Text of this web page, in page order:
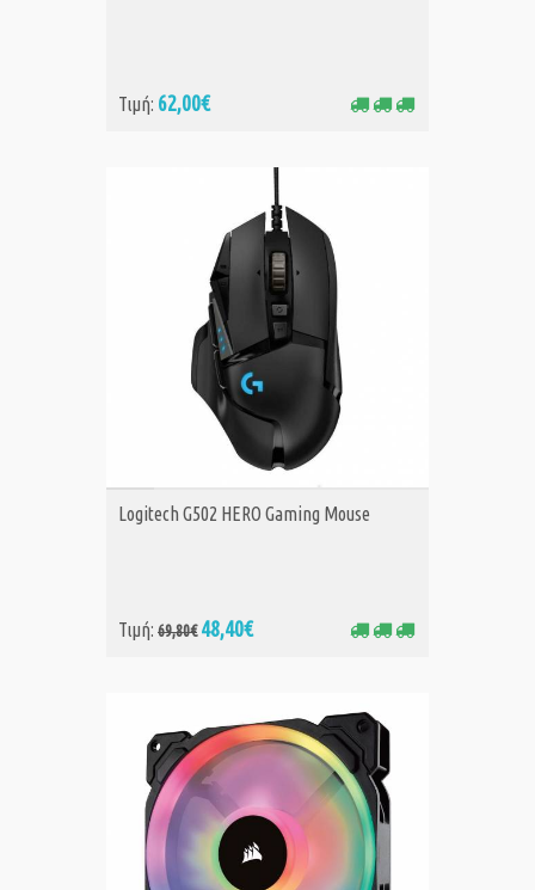
Τιμή: 62,00€
ΑΓΟΡΑ
Logitech G502 HERO Gaming Mouse
Τιμή: 69,80€ 48,40€